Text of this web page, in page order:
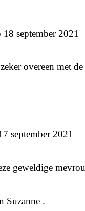
18 september 2021
overeen met
september 2021
geweldige
Suzanne .